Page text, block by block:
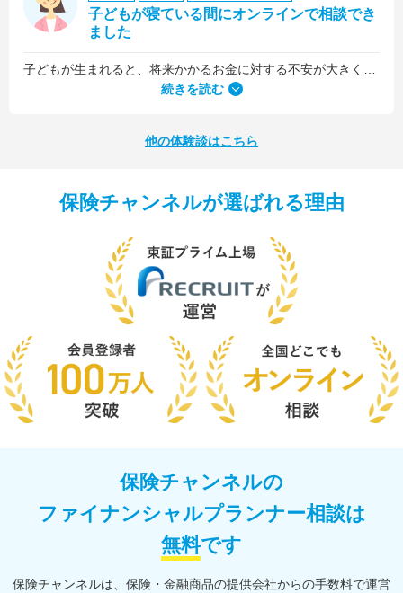
子どもが寝ている間にオンラインで相談でき
ました
何より、とても親身になって対応してくださって大満足。うちと同じように子どもの将来のお金のことで悩んでいる友人にも教えました。
続きを読む
他の体験談はこちら
保険チャンネルが選ばれる理由
保険チャンネルの
ファイナンシャルプランナー相談は
無料です
保険チャンネルは、保険・⾦融商品の提供会社からの⼿数料で運営